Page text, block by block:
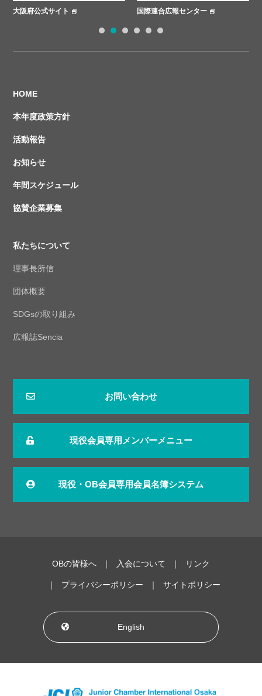
国際連合広報センター ささえあいプロジェクト
HOME
本年度政策方針
活動報告
お知らせ
年間スケジュール
協賛企業募集
私たちについて
理事長所信
団体概要
SDGsの取り組み
広報誌Sencia
お問い合わせ
現役会員専用メンバーメニュー
現役・OB会員専用会員名簿システム
OBの皆様へ 入会について リンク
プライバシーポリシー サイトポリシー
English